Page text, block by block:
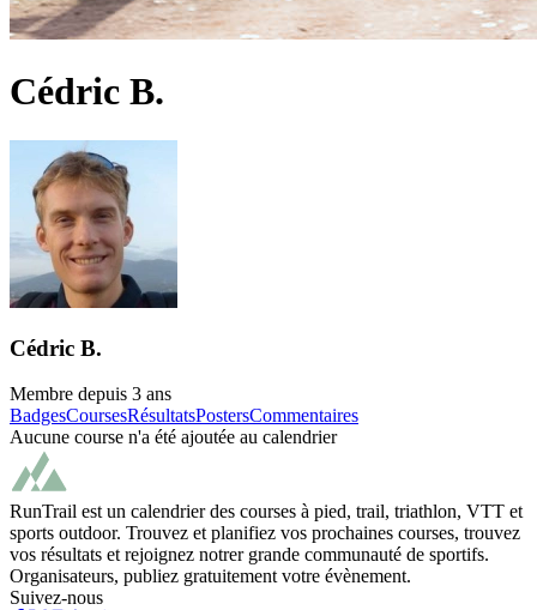
Cédric B.
Cédric B.
Membre depuis 3 ans
BadgesCoursesRésultatsPostersCommentaires
Aucune course n'a été ajoutée au calendrier
RunTrail est un calendrier des courses à pied, trail, triathlon, VTT et
sports outdoor. Trouvez et planifiez vos prochaines courses, trouvez
vos résultats et rejoignez notrer grande communauté de sportifs.
Organisateurs, publiez gratuitement votre évènement.
Suivez-nous